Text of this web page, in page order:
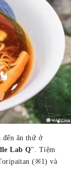
đến ăn thử ở
Lab Q". Tiệm
(※1) và